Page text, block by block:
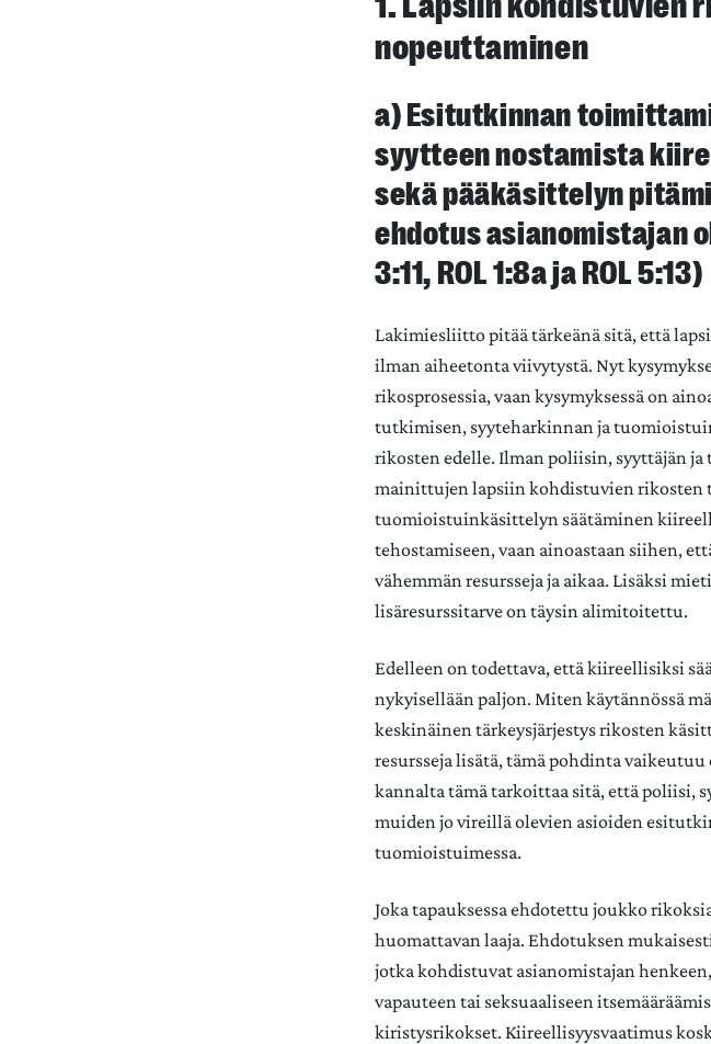
nopeuttaminen
a) Esitutkinnan
syytteen nostamista
sekä pääkäsittelyn
ehdotus asianomistajan
3:11, ROL 1:8a ja ROL 5:13)
Lakimiesliitto pitää tärkeänä sitä, että
ilman aiheetonta viivytystä. Nyt
rikosprosessia, vaan kysymyksessä on
tutkimisen, syyteharkinnan ja
rikosten edelle. Ilman poliisin, syyttäjän
mainittujen lapsiin kohdistuvien rikosten
tuomioistuinkäsittelyn säätäminen
tehostamiseen, vaan ainoastaan siihen,
vähemmän resursseja ja aikaa. Lisäksi
lisäresurssitarve on täysin alimitoitettu.
Edelleen on todettava, että kiireellisiksi
nykyisellään paljon. Miten käytännössä
keskinäinen tärkeysjärjestys rikosten
resursseja lisätä, tämä pohdinta
kannalta tämä tarkoittaa sitä, että poliisi,
muiden jo vireillä olevien asioiden
tuomioistuimessa.
Joka tapauksessa ehdotettu joukko
huomattavan laaja. Ehdotuksen
jotka kohdistuvat asianomistajan
vapauteen tai seksuaaliseen
kiristysrikokset. Kiireellisyysvaatimus